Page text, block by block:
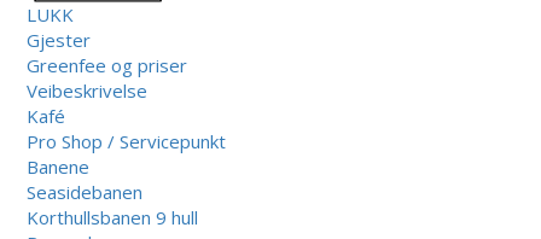
LUKK
Gjester
Greenfee og priser
Veibeskrivelse
Kafé
Pro Shop / Servicepunkt
Banene
Seasidebanen
Korthullsbanen 9 hull